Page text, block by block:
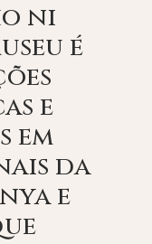
ni
é
e
em
da
e